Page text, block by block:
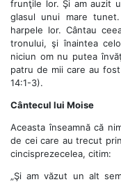
frunţile lor. Şi am auzit
glasul unui mare
harpele lor. Cântau
tronului, şi înaintea
niciun om nu putea
patru de mii care au
14:1-3).
Cântecul lui Moise
Aceasta înseamnă că
de cei care au trecut
cincisprezecelea, citim:
„Şi am văzut un alt